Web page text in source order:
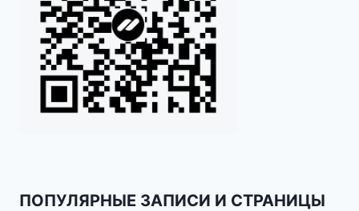
ПОПУЛЯРНЫЕ ЗАПИСИ И СТРАНИЦЫ